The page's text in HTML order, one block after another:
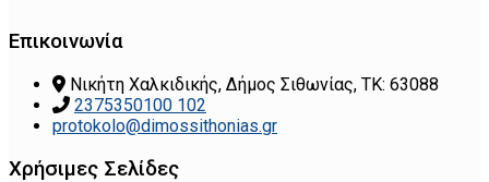
Επικοινωνία
Νικήτη Χαλκιδικής, Δήμος Σιθωνίας, ΤΚ: 63088
2375350100 102
protokolo@dimossithonias.gr
Χρήσιμες Σελίδες